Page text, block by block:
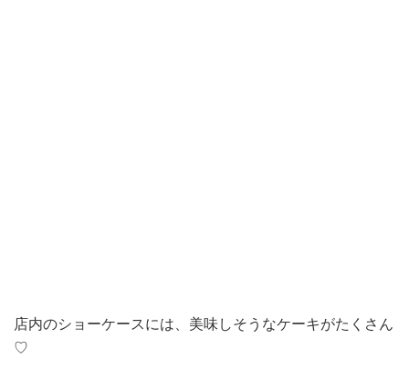
店内のショーケースには、美味しそうなケーキがたくさん
♡